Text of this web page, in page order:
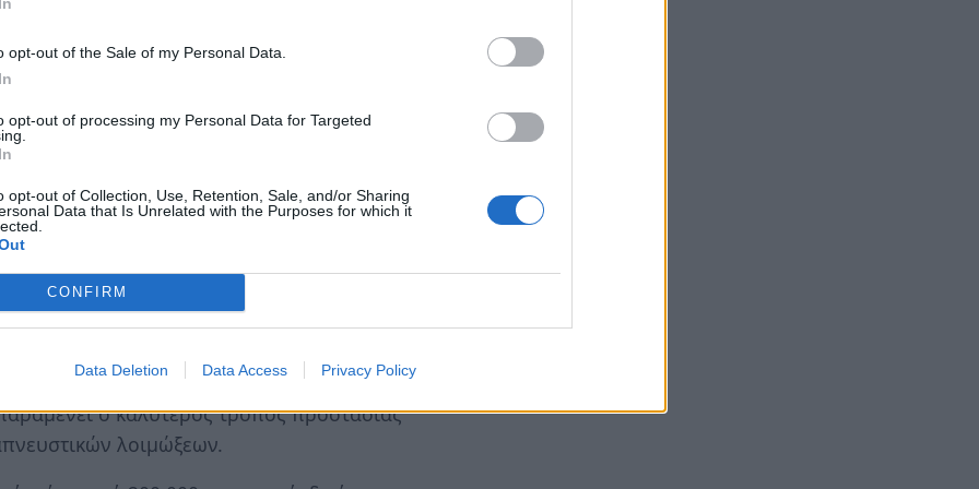
opt-out of the Sale of my Personal Data.
opt-out of processing my Personal Data for Targeted
opt-out of Collection, Use, Retention, Sale, and/or Sharing
Data that Is Unrelated with the Purposes for which it
CONFIRM
Data Deletion Data Access Privacy Policy
διασπορά του ιού στην κοινότητα.
σημαντική στην παρούσα φάση, ωστόσο
τονίζει ο καθηγητής. Πρέπει οι
ότι δεν υπάρχει υποκατάστατο του
Το εμβόλιο covid είναι εποχικό εμβόλιο
και πιθανόν να θεωρεί ότι επειδή
με ήπια συμπτώματα, κάτι ανάλογο θα
έτσι, διότι το προηγούμενο διάστημα είχε την
ο καλύτερος τρόπος προστασίας
λοιμώξεων.